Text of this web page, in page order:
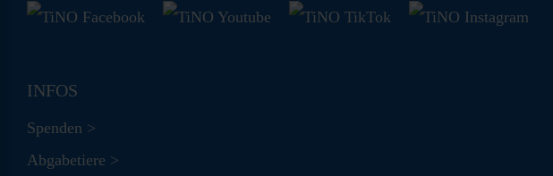
INFOS
Spenden >
Abgabetiere >